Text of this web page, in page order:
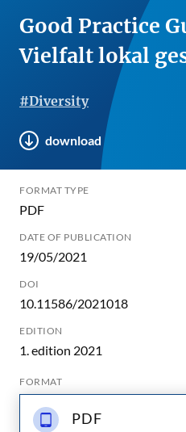
Good Practice
Vielfalt lokal
#Diversity
download
FORMAT TYPE
PDF
DATE OF PUBLICATION
19/05/2021
DOI
10.11586/2021018
EDITION
1. edition 2021
FORMAT
PDF